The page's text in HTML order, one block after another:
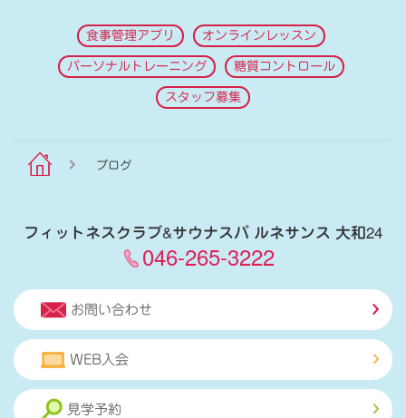
食事管理アプリ オンラインレッスン
パーソナルトレーニング 糖質コントロール
スタッフ募集
ブログ
フィットネスクラブ&サウナスパ ルネサンス 大和24
046-265-3222
お問い合わせ
WEB入会
見学予約